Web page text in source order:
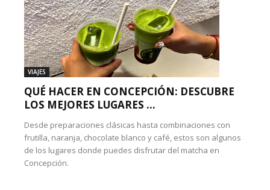
VIAJES
QUÉ HACER EN CONCEPCIÓN: DESCUBRE
LOS MEJORES LUGARES ...
Desde preparaciones clásicas hasta combinaciones con
frutilla, naranja, chocolate blanco y café, estos son algunos
de los lugares donde puedes disfrutar del matcha en
Concepción.